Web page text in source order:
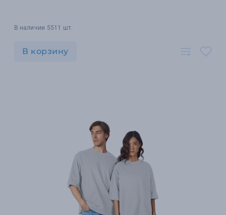
В наличии 5511 шт.
В корзину